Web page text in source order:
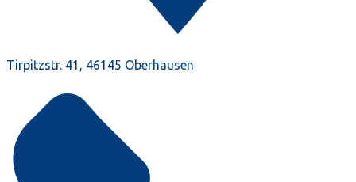
Tirpitzstr. 41, 46145 Oberhausen